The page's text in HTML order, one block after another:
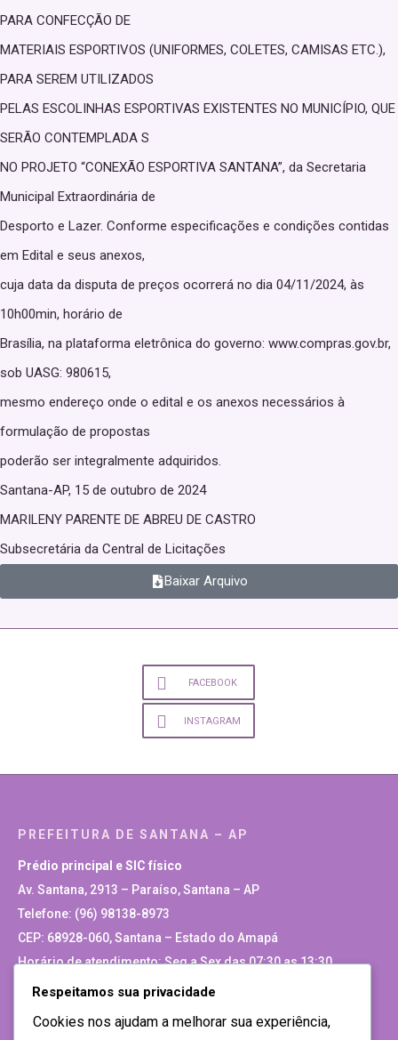
PARA CONFECÇÃO DE
MATERIAIS ESPORTIVOS (UNIFORMES, COLETES, CAMISAS ETC.),
PARA SEREM UTILIZADOS
PELAS ESCOLINHAS ESPORTIVAS EXISTENTES NO MUNICÍPIO, QUE
SERÃO CONTEMPLADA S
NO PROJETO “CONEXÃO ESPORTIVA SANTANA”, da Secretaria
Municipal Extraordinária de
Desporto e Lazer. Conforme especificações e condições contidas
em Edital e seus anexos,
cuja data da disputa de preços ocorrerá no dia 04/11/2024, às
10h00min, horário de
Brasília, na plataforma eletrônica do governo: www.compras.gov.br,
sob UASG: 980615,
mesmo endereço onde o edital e os anexos necessários à
formulação de propostas
poderão ser integralmente adquiridos.
Santana-AP, 15 de outubro de 2024
MARILENY PARENTE DE ABREU DE CASTRO
Subsecretária da Central de Licitações
Baixar Arquivo
FACEBOOK
INSTAGRAM
PREFEITURA DE SANTANA – AP
Prédio principal e SIC físico
Av. Santana, 2913 – Paraíso, Santana – AP
Telefone: (96) 98138-8973
CEP: 68928-060, Santana – Estado do Amapá
Horário de atendimento: Seg a Sex das 07:30 as 13:30
Site Antigo
Respeitamos sua privacidade
Cookies nos ajudam a melhorar sua experiência,